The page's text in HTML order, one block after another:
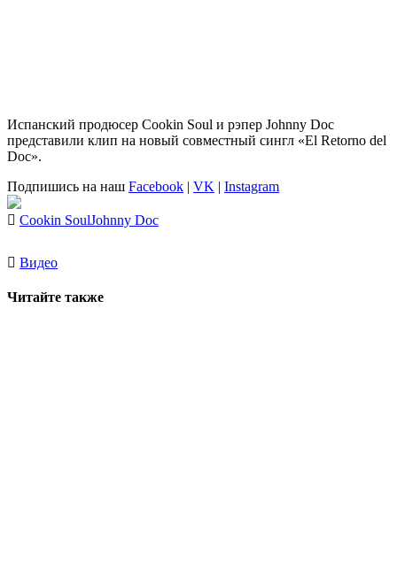
Испанский продюсер Cookin Soul и рэпер Johnny Doc
представили клип на новый совместный сингл «El Retorno del
Doc».
Подпишись на наш Facebook | VK | Instagram
Cookin SoulJohnny Doc
Видео
Читайте также